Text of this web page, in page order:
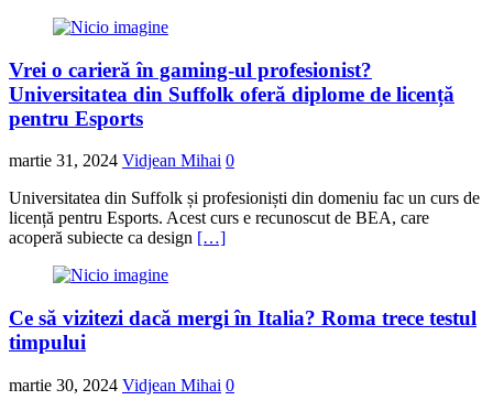
Vrei o carieră în gaming-ul profesionist?
Universitatea din Suffolk oferă diplome de licență
pentru Esports
martie 31, 2024 Vidjean Mihai 0
Universitatea din Suffolk și profesioniști din domeniu fac un curs de
licență pentru Esports. Acest curs e recunoscut de BEA, care
acoperă subiecte ca design […]
Ce să vizitezi dacă mergi în Italia? Roma trece testul
timpului
martie 30, 2024 Vidjean Mihai 0